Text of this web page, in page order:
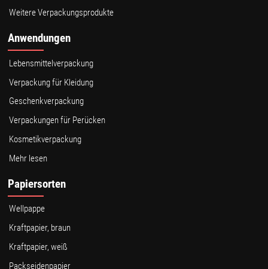
Weitere Verpackungsprodukte
Anwendungen
Lebensmittelverpackung
Verpackung für Kleidung
Geschenkverpackung
Verpackungen für Perücken
Kosmetikverpackung
Mehr lesen
Papiersorten
Wellpappe
Kraftpapier, braun
Kraftpapier, weiß
Packseidenpapier